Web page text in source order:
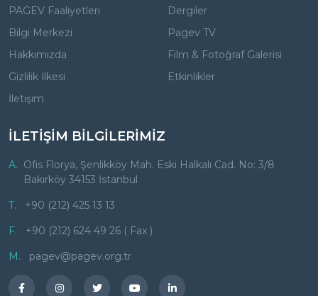
PAGEV Faaliyetleri
Bilgi Merkezi
Hakkımızda
Gizlilik İlkesi
İletişim
Dergiler
Pagev TV
Film & Fotoğraf Galerisi
Etkinlikler
İLETİŞİM BİLGİLERİMİZ
A. Ofis Florya, Şenlikköy Mah. Eski Halkalı Cad. No: 3/8
Bakırköy 34153 İstanbul
T.
+90 (212) 425 13 13
F.
+90 (212) 624 49 26 ( Fax )
M.
pagev@pagev.org.tr